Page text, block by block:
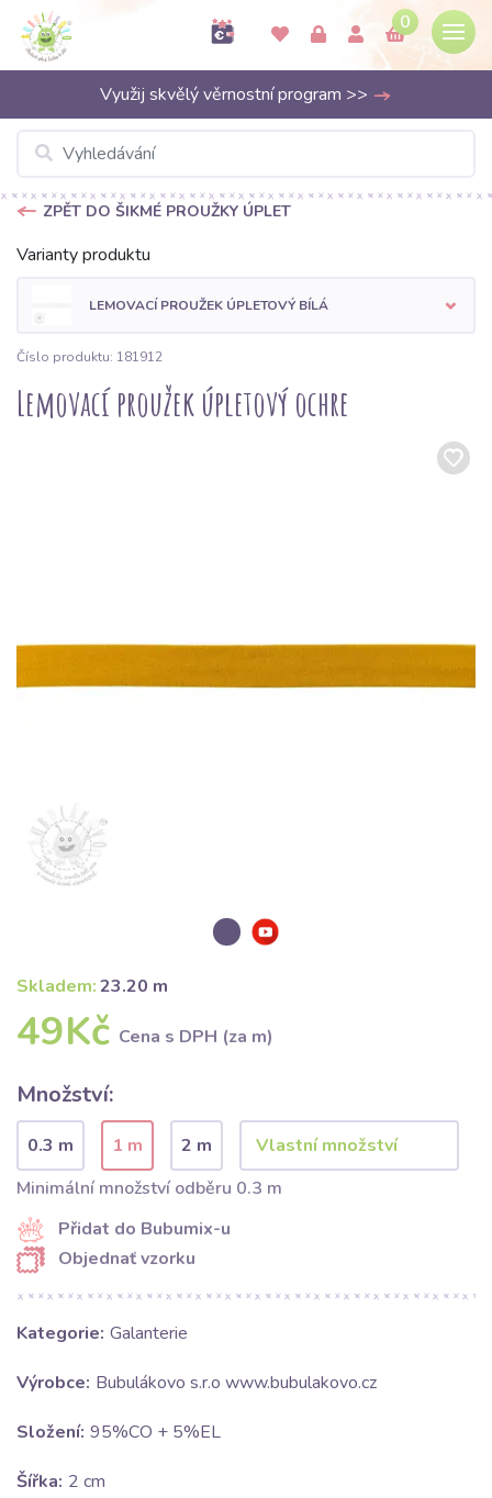
0
Využij skvělý věrnostní program >>
ZPĚT DO ŠIKMÉ PROUŽKY ÚPLET
Varianty produktu
LEMOVACÍ PROUŽEK ÚPLETOVÝ BÍLÁ
Číslo produktu: 181912
Lemovací proužek úpletový ochre
Skladem:23.20 m
49Kč Cena s DPH (za m)
Množství:
0.3 m 1 m
2 m
Minimální množství odběru 0.3 m
Přidat do Bubumix-u
Objednať vzorku
Kategorie: Galanterie
Výrobce: Bubulákovo s.r.o www.bubulakovo.cz
Složení: 95%CO + 5%EL
Šířka: 2 cm